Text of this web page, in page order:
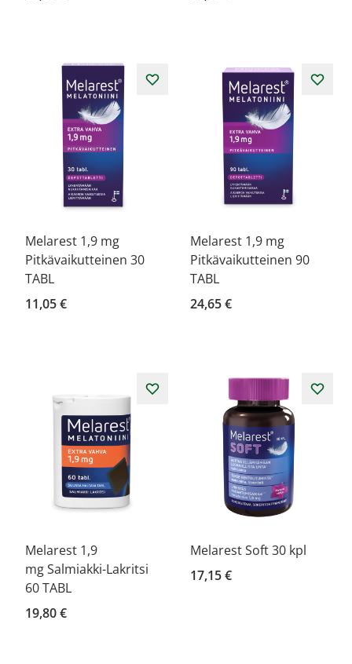
Melarest 1,9 mg
Pitkävaikutteinen 30
TABL
11,05 €
Melarest 1,9 mg
Pitkävaikutteinen 90
TABL
24,65 €
Melarest 1,9
mg Salmiakki-Lakritsi
60 TABL
19,80 €
Melarest Soft 30 kpl
17,15 €